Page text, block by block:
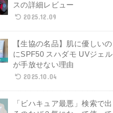
スの詳細レビュー
2025.12.09
【生協の名品】肌に優しいの
にSPF50 スハダモ UVジェル
が手放せない理由
2025.10.04
「ビハキュア最悪」検索で出